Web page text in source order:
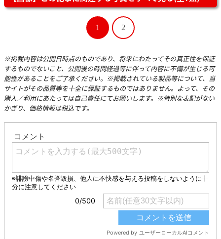
1 2
※掲載内容は公開日時点のものであり、将来にわたってその真正性を保証
するものでないこと、公開後の時間経過等に伴って内容に不備が生じる可
能性があることをご了承ください。※掲載されている製品等について、当
サイトがその品質等を十全に保証するものではありません。よって、その
購入／利用にあたっては自己責任にてお願いします。※特別な表記がない
かぎり、価格情報は税込です。